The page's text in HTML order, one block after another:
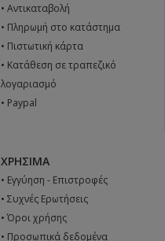
• Αντικαταβολή
• Πληρωμή στο κατάστημα
• Πιστωτική κάρτα
• Κατάθεση σε τραπεζικό
λογαριασμό
• Paypal
ΧΡΉΣΙΜΑ
• Εγγύηση - Επιστροφές
• Συχνές Ερωτήσεις
• Όροι χρήσης
• Προσωπικά δεδομένα